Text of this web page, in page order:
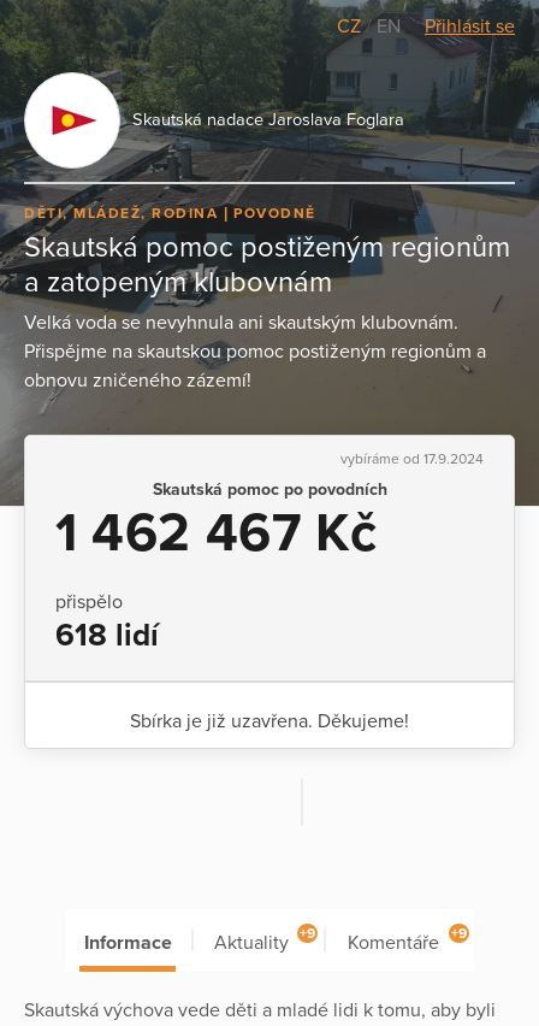
CZ/EN Přihlásit se
Skautská nadace Jaroslava Foglara
DĚTI, MLÁDEŽ, RODINA POVODNĚ
Skautská pomoc postiženým regionům
a zatopeným klubovnám
Velká voda se nevyhnula ani skautským klubovnám.
Přispějme na skautskou pomoc postiženým regionům a
obnovu zničeného zázemí!
vybíráme od 17.9.2024
Skautská pomoc po povodních
1 462 467 Kč
přispělo
618 lidí
Sbírka je již uzavřena. Děkujeme!
Informace Aktuality +9 Komentáře +9
Skautská výchova vede děti a mladé lidi k tomu, aby byli